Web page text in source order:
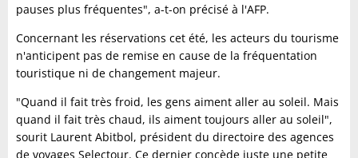
pauses plus fréquentes", a-t-on précisé à l'AFP.
Concernant les réservations cet été, les acteurs du tourisme
n'anticipent pas de remise en cause de la fréquentation
touristique ni de changement majeur.
"Quand il fait très froid, les gens aiment aller au soleil. Mais
quand il fait très chaud, ils aiment toujours aller au soleil",
sourit Laurent Abitbol, président du directoire des agences
de voyages Selectour. Ce dernier concède juste une petite